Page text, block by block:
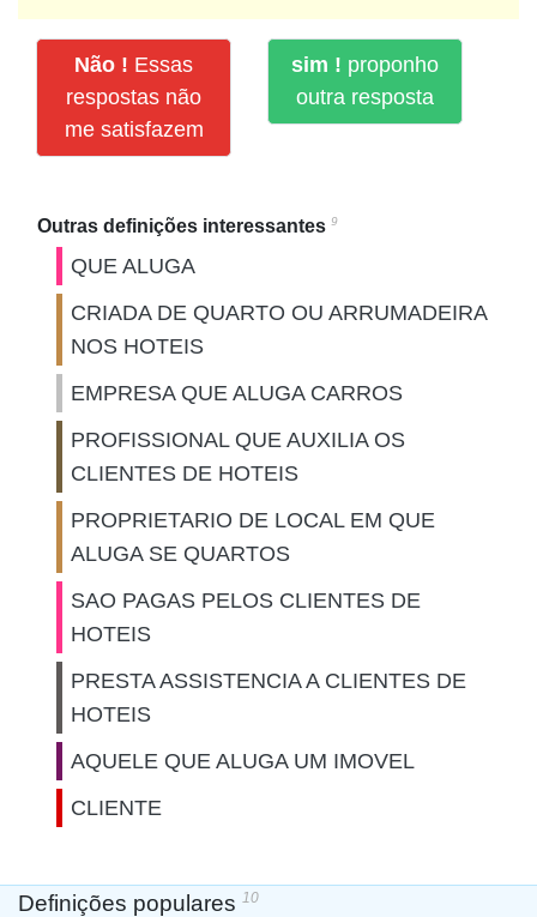
Não ! Essas
respostas não
me satisfazem
sim ! proponho
outra resposta
Outras definições interessantes 9
QUE ALUGA
CRIADA DE QUARTO OU ARRUMADEIRA
NOS HOTEIS
EMPRESA QUE ALUGA CARROS
PROFISSIONAL QUE AUXILIA OS
CLIENTES DE HOTEIS
PROPRIETARIO DE LOCAL EM QUE
ALUGA SE QUARTOS
SAO PAGAS PELOS CLIENTES DE
HOTEIS
PRESTA ASSISTENCIA A CLIENTES DE
HOTEIS
AQUELE QUE ALUGA UM IMOVEL
CLIENTE
Definições populares 10